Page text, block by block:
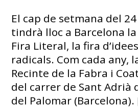
El cap de setmana del
tindrà lloc a Barcelona
Fira Literal, la fira
radicals. Com cada any,
Recinte de la Fabra i
del carrer de Sant Adrià
del Palomar